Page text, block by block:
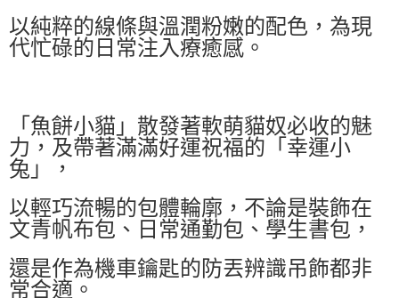
以純粹的線條與溫潤粉嫩的配色，為現
代忙碌的日常注入療癒感。
「魚餅小貓」散發著軟萌貓奴必收的魅
力，及帶著滿滿好運祝福的「幸運小
兔」，
以輕巧流暢的包體輪廓，不論是裝飾在
文青帆布包、日常通勤包、學生書包，
還是作為機車鑰匙的防丟辨識吊飾都非
常合適。